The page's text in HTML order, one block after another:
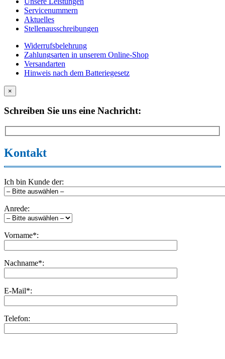
Servicenummern
Aktuelles
Stellenausschreibungen
Widerrufsbelehrung
Zahlungsarten in unserem Online-Shop
Versandarten
Hinweis nach dem Batteriegesetz
×
Schreiben Sie uns eine Nachricht:
Kontakt
Ich bin Kunde der:
Anrede:
Vorname*:
Nachname*:
E-Mail*:
Telefon: